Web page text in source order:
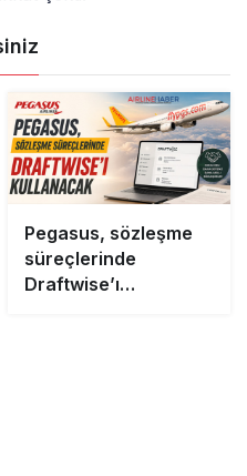
Pegasus, sözleşme
süreçlerinde
Draftwise’ı